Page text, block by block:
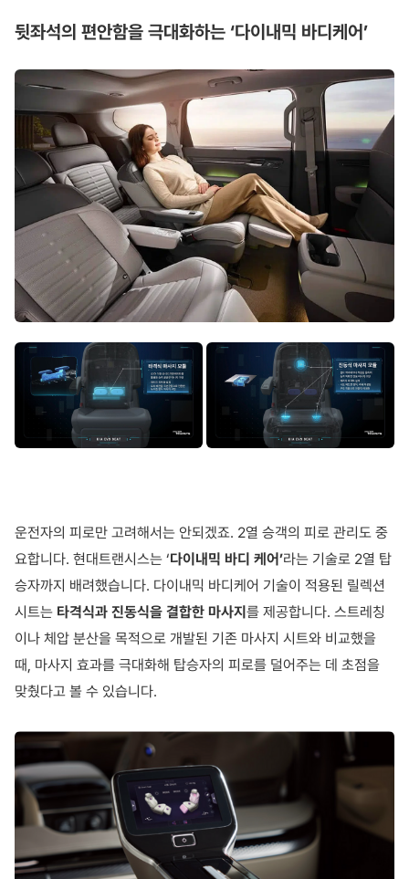
뒷좌석의 편안함을 극대화하는 ‘다이내믹 바디케어’
운전자의 피로만 고려해서는 안되겠죠. 2열 승객의 피로 관리도 중
요합니다. 현대트랜시스는 ‘다이내믹 바디 케어’라는 기술로 2열 탑
승자까지 배려했습니다. 다이내믹 바디케어 기술이 적용된 릴렉션
시트는 타격식과 진동식을 결합한 마사지를 제공합니다. 스트레칭
이나 체압 분산을 목적으로 개발된 기존 마사지 시트와 비교했을
때, 마사지 효과를 극대화해 탑승자의 피로를 덜어주는 데 초점을
맞췄다고 볼 수 있습니다.